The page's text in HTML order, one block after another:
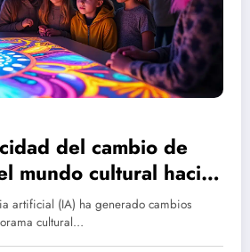
del cambio de
mundo cultural hacia
profunda
artificial (IA) ha generado cambios
cultural…